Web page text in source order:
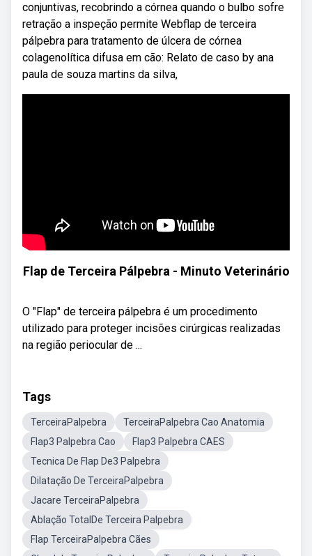
conjuntivas, recobrindo a córnea quando o bulbo sofre
retração a inspeção permite Webflap de terceira
pálpebra para tratamento de úlcera de córnea
colagenolítica difusa em cão: Relato de caso by ana
paula de souza martins da silva,
Flap de Terceira Pálpebra - Minuto Veterinário
O "Flap" de terceira pálpebra é um procedimento
utilizado para proteger incisões cirúrgicas realizadas
na região periocular de ...
Tags
TerceiraPalpebra
TerceiraPalpebra Cao Anatomia
Flap3 Palpebra Cao
Flap3 Palpebra CAES
Tecnica De Flap De3 Palpebra
Dilatação De TerceiraPalpebra
Jacare TerceiraPalpebra
Ablação TotalDe Terceira Palpebra
Flap TerceiraPalpebra Cães